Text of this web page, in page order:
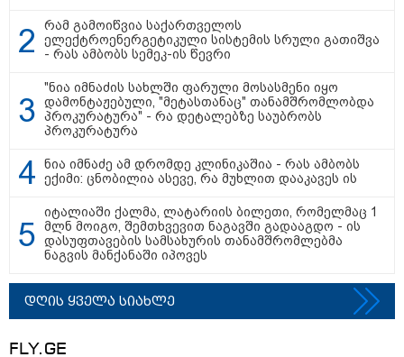
უდანაშაულო ბავშვის ცხოვრება
დაანგრიეს"- გიგა ავალიანის
საქმეზე დაკავებული ანასტასია
ბერუაშვილის ადვოკატი
კატეგორიის ყველა სიახლე
მკითხველის რჩევით
რამ გამოიწვია საქართველოს
ელექტროენერგეტიკული სისტემის სრული გათიშვა
- რას ამბობს სემეკ-ის წევრი
"ნია იმნაძის სახლში ფარული მოსასმენი იყო
დამონტაჟებული, "მეტასთანაც" თანამშრომლობდა
პროკურატურა" - რა დეტალებზე საუბრობს
პროკურატურა
ნია იმნაძე ამ დრომდე კლინიკაშია - რას ამბობს
ექიმი: ცნობილია ასევე, რა მუხლით დააკავეს ის
იტალიაში ქალმა, ლატარიის ბილეთი, რომელმაც 1
მლნ მოიგო, შემთხვევით ნაგავში გადააგდო - ის
დასუფთავების სამსახურის თანამშრომლებმა
ნაგვის მანქანაში იპოვეს
დღის ყველა სიახლე
FLY.GE